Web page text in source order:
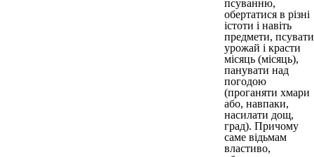
псуванню,
обертатися в різні
істоти і навіть
предмети, псувати
урожай і красти
місяць (місяць),
панувати над
погодою
(проганяти хмари
або, навпаки,
насилати дощ,
град). Причому
саме відьмам
властиво,